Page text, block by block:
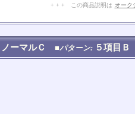
+ + + この商品説明は オーク
ノーマルＣ ■パターン: ５項目